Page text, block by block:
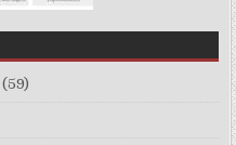
(59)